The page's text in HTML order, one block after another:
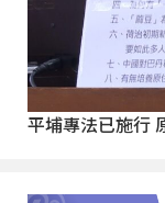
平埔專法已施行